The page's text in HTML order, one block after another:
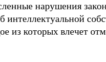
нарушения
интеллектуальной
из которых влечет